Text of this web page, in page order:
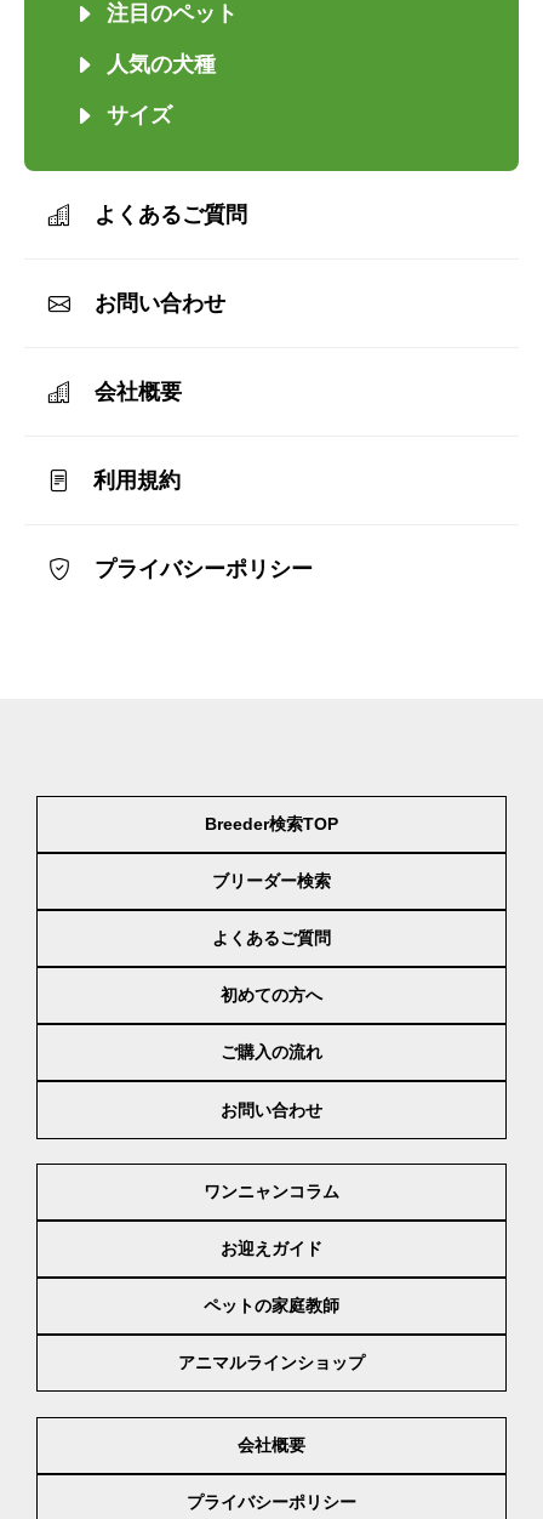
注目のペット
人気の犬種
サイズ
よくあるご質問
お問い合わせ
会社概要
利用規約
プライバシーポリシー
Breeder検索TOP
ブリーダー検索
よくあるご質問
初めての方へ
ご購入の流れ
お問い合わせ
ワンニャンコラム
お迎えガイド
ペットの家庭教師
アニマルラインショップ
会社概要
プライバシーポリシー